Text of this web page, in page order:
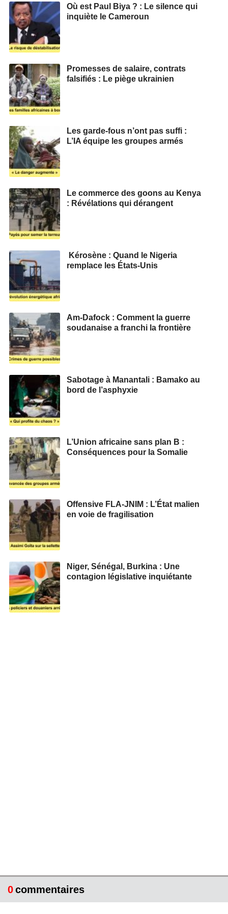
Où est Paul Biya ? : Le silence qui
inquiète le Cameroun
Promesses de salaire, contrats
falsifiés : Le piège ukrainien
Les garde-fous n’ont pas suffi :
L’IA équipe les groupes armés
Le commerce des goons au Kenya
: Révélations qui dérangent
Kérosène : Quand le Nigeria
remplace les États-Unis
Am-Dafock : Comment la guerre
soudanaise a franchi la frontière
Sabotage à Manantali : Bamako au
bord de l’asphyxie
L’Union africaine sans plan B :
Conséquences pour la Somalie
Offensive FLA-JNIM : L’État malien
en voie de fragilisation
Niger, Sénégal, Burkina : Une
contagion législative inquiétante
0commentaires